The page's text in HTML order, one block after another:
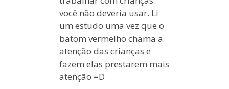
você não deveria usar. Li
um estudo uma vez que o
batom vermelho chama a
atenção das crianças e
fazem elas prestarem mais
atenção =D